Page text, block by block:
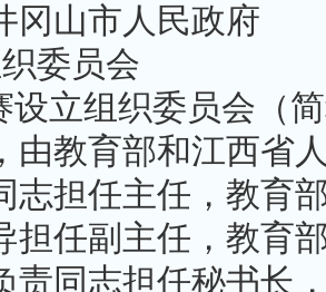
冈山市人民政府
委员会
设立组织委员会（
由教育部和江西省
志担任主任，教育
担任副主任，教育
责同志担任秘书长